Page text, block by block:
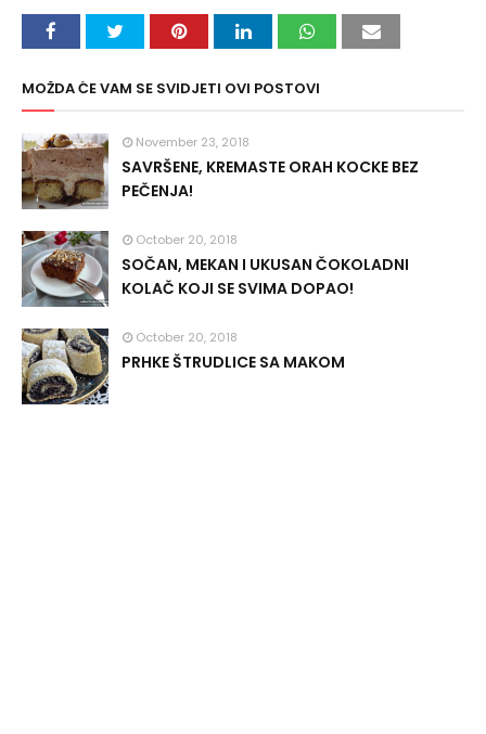
MOŽDA ĆE VAM SE SVIDJETI OVI POSTOVI
November 23, 2018
SAVRŠENE, KREMASTE ORAH KOCKE BEZ
PEČENJA!
October 20, 2018
SOČAN, MEKAN I UKUSAN ČOKOLADNI
KOLAČ KOJI SE SVIMA DOPAO!
October 20, 2018
PRHKE ŠTRUDLICE SA MAKOM